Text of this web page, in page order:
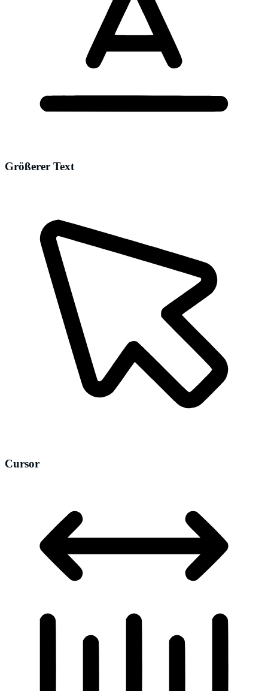
Größerer Text
Cursor